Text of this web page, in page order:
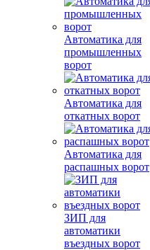
Автоматика для
промышленных
ворот
Автоматика для
откатных ворот
Автоматика для
распашных ворот
ЗИП для
автоматики
въездных ворот